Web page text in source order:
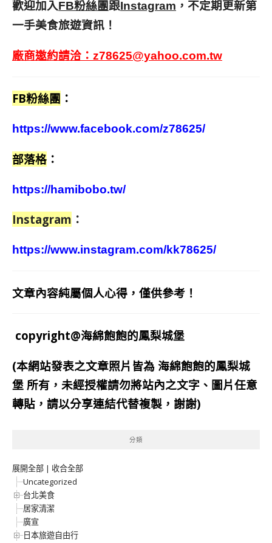
歡迎加入FB粉絲團跟Instagram ，不定期更新第
一手美食旅遊資訊！
廠商邀約請洽： z78625@yahoo.com.tw
FB粉絲團 ：
https://www.facebook.com/z78625/
部落格 ：
https://hamibobo.tw/
Instagram ：
https://www.instagram.com/kk78625/
文章內容純屬個人心得，僅供參考！
copyright@海綿飽飽的鳳梨城堡
(本網站發表之文章照片皆為 海綿飽飽的鳳梨城
堡 所有，未經授權請勿將站內之文字、圖片任意
轉貼，請以分享連結代替複製，謝謝)
分類
展開全部 | 收合全部
Uncategorized
台北美食
居家清潔
廣宣
日本旅遊自由行